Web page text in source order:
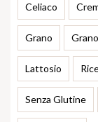
Celiaco
Grano
Lattosio
Senza Glutine